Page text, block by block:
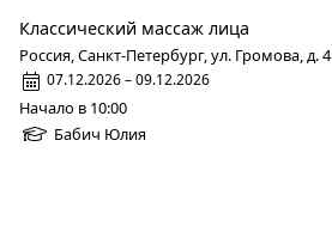
Классический массаж лица
Россия, Санкт-Петербург, ул. Громова, д. 4
07.12.2026 – 09.12.2026
Начало в 10:00
Бабич Юлия